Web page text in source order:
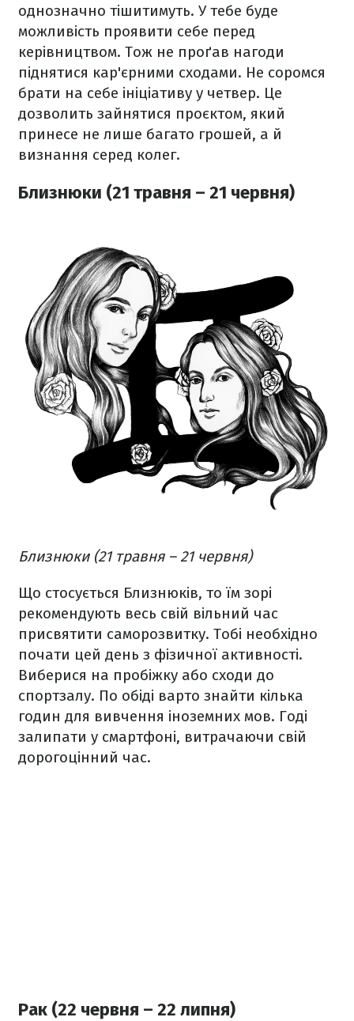
однозначно тішитимуть. У тебе буде
можливість проявити себе перед
керівництвом. Тож не проґав нагоди
піднятися кар'єрними сходами. Не соромся
брати на себе ініціативу у четвер. Це
дозволить зайнятися проєктом, який
принесе не лише багато грошей, а й
визнання серед колег.
Близнюки (21 травня – 21 червня)
Близнюки (21 травня – 21 червня)
Що стосується Близнюків, то їм зорі
рекомендують весь свій вільний час
присвятити саморозвитку. Тобі необхідно
почати цей день з фізичної активності.
Виберися на пробіжку або сходи до
спортзалу. По обіді варто знайти кілька
годин для вивчення іноземних мов. Годі
залипати у смартфоні, витрачаючи свій
дорогоцінний час.
Рак (22 червня – 22 липня)